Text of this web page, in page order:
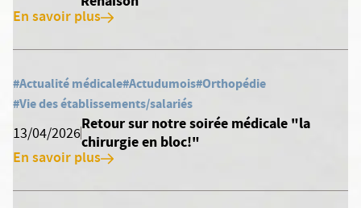
En savoir plus
#Actualité médicale#Actudumois#Orthopédie
#Vie des établissements/salariés
13/04/2026
Retour sur notre soirée médicale "la
chirurgie en bloc!"
En savoir plus